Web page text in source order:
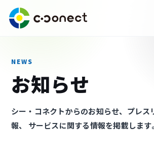
NEWS
お知らせ
シー・コネクトからのお知らせ、プレス
報、 サービスに関する情報を掲載します。